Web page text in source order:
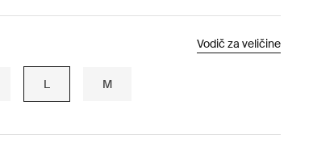
Vodič za veličine
L M